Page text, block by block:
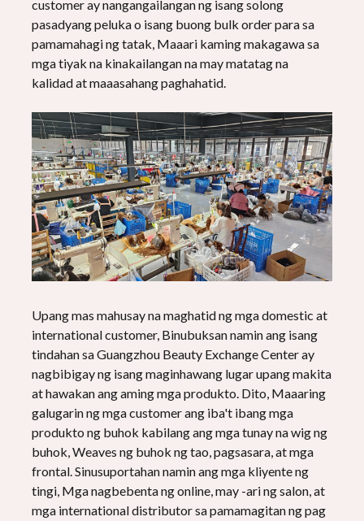
customer ay nangangailangan ng isang solong
pasadyang peluka o isang buong bulk order para sa
pamamahagi ng tatak, Maaari kaming makagawa sa
mga tiyak na kinakailangan na may matatag na
kalidad at maaasahang paghahatid.
Upang mas mahusay na maghatid ng mga domestic at
international customer, Binubuksan namin ang isang
tindahan sa Guangzhou Beauty Exchange Center ay
nagbibigay ng isang maginhawang lugar upang makita
at hawakan ang aming mga produkto. Dito, Maaaring
galugarin ng mga customer ang iba't ibang mga
produkto ng buhok kabilang ang mga tunay na wig ng
buhok, Weaves ng buhok ng tao, pagsasara, at mga
frontal. Sinusuportahan namin ang mga kliyente ng
tingi, Mga nagbebenta ng online, may -ari ng salon, at
mga international distributor sa pamamagitan ng pag